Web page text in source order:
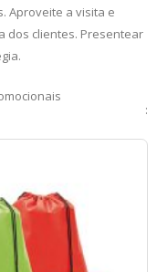
Aproveite a visita e
dos clientes. Presentear
: